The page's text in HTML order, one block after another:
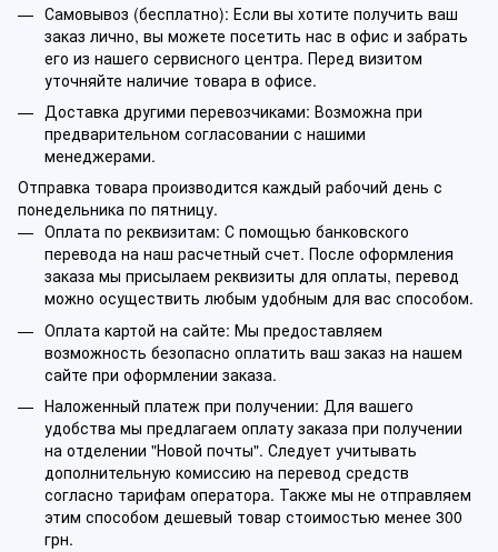
Самовывоз (бесплатно): Если вы хотите получить ваш
заказ лично, вы можете посетить нас в офис и забрать
его из нашего сервисного центра. Перед визитом
уточняйте наличие товара в офисе.
Доставка другими перевозчиками: Возможна при
предварительном согласовании с нашими
менеджерами.
Отправка товара производится каждый рабочий день с
понедельника по пятницу.
Оплата по реквизитам: С помощью банковского
перевода на наш расчетный счет. После оформления
заказа мы присылаем реквизиты для оплаты, перевод
можно осуществить любым удобным для вас способом.
Оплата картой на сайте: Мы предоставляем
возможность безопасно оплатить ваш заказ на нашем
сайте при оформлении заказа.
Наложенный платеж при получении: Для вашего
удобства мы предлагаем оплату заказа при получении
на отделении "Новой почты". Следует учитывать
дополнительную комиссию на перевод средств
согласно тарифам оператора. Также мы не отправляем
этим способом дешевый товар стоимостью менее 300
грн.